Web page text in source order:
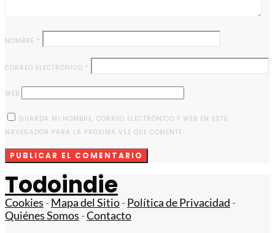
NOMBRE *
CORREO ELECTRÓNICO *
WEB
GUARDA MI NOMBRE, CORREO ELECTRÓNICO Y WEB EN ESTE
NAVEGADOR PARA LA PRÓXIMA VEZ QUE COMENTE.
Todoindie
Cookies -Mapa del Sitio-Política de Privacidad -
Quiénes Somos -Contacto